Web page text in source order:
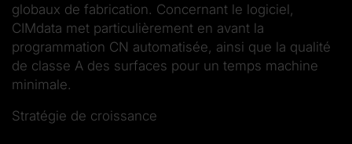
globaux de fabrication. Concernant le logiciel,
CIMdata met particulièrement en avant la
programmation CN automatisée, ainsi que la qualité
de classe A des surfaces pour un temps machine
minimale.
Stratégie de croissance